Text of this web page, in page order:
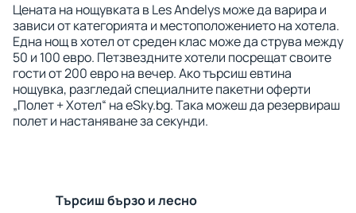
Цената на нощувката в Les Andelys може да варира и
зависи от категорията и местоположението на хотела.
Една нощ в хотел от среден клас може да струва между
50 и 100 евро. Петзвездните хотели посрещат своите
гости от 200 евро на вечер. Ако търсиш евтина
нощувка, разгледай специалните пакетни оферти
„Полет + Хотел“ на eSky.bg. Така можеш да резервираш
полет и настаняване за секунди.
Търсиш бързо и лесно